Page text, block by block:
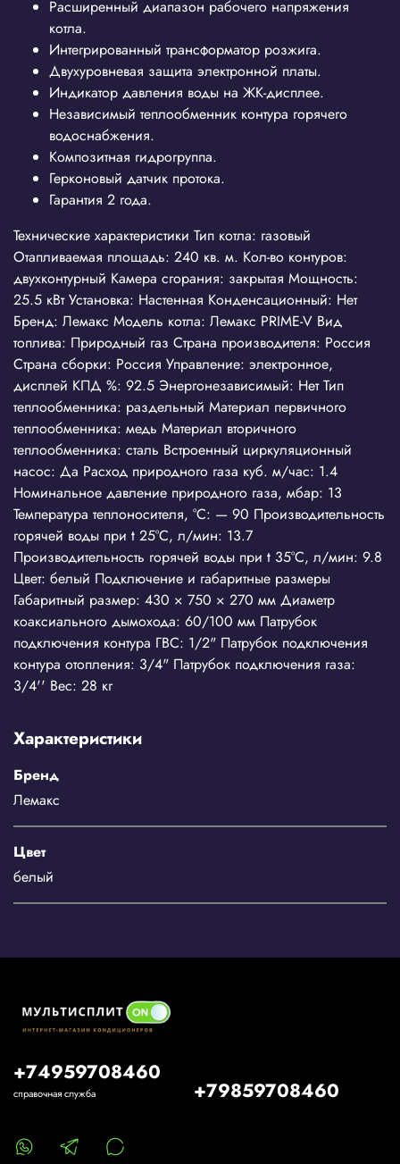
Расширенный диапазон рабочего напряжения
котла.
Интегрированный трансформатор розжига.
Двухуровневая защита электронной платы.
Индикатор давления воды на ЖК-дисплее.
Независимый теплообменник контура горячего
водоснабжения.
Композитная гидрогруппа.
Герконовый датчик протока.
Гарантия 2 года.
Технические характеристики Тип котла: газовый
Отапливаемая площадь: 240 кв. м. Кол-во контуров:
двухконтурный Камера сгорания: закрытая Мощность:
25.5 кВт Установка: Настенная Конденсационный: Нет
Бренд: Лемакс Модель котла: Лемакс PRIME-V Вид
топлива: Природный газ Страна производителя: Россия
Страна сборки: Россия Управление: электронное,
дисплей КПД %: 92.5 Энергонезависимый: Нет Тип
теплообменника: раздельный Материал первичного
теплообменника: медь Материал вторичного
теплообменника: сталь Встроенный циркуляционный
насос: Да Расход природного газа куб. м/час: 1.4
Номинальное давление природного газа, мбар: 13
Температура теплоносителя, °С: — 90 Производительность
горячей воды при t 25°C, л/мин: 13.7
Производительность горячей воды при t 35°C, л/мин: 9.8
Цвет: белый Подключение и габаритные размеры
Габаритный размер: 430 × 750 × 270 мм Диаметр
коаксиального дымохода: 60/100 мм Патрубок
подключения контура ГВС: 1/2" Патрубок подключения
контура отопления: 3/4" Патрубок подключения газа:
3/4'' Вес: 28 кг
Характеристики
Бренд
Лемакс
Цвет
белый
+74959708460
справочная служба +79859708460